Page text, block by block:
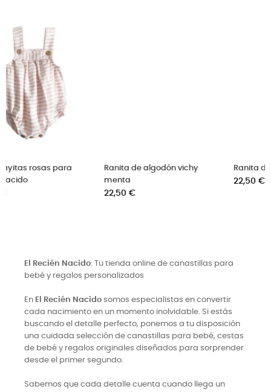
Ranita de algodón vichy
menta
Ranita de vichy beige
El Recién Nacido: Tu tienda online de canastillas para
bebé y regalos personalizados
En El Recién Nacido somos especialistas en convertir
cada nacimiento en un momento inolvidable. Si estás
buscando el detalle perfecto, ponemos a tu disposición
una cuidada selección de canastillas para bebé, cestas
de bebé y regalos originales diseñados para sorprender
desde el primer segundo.
Sabemos que cada detalle cuenta cuando llega un